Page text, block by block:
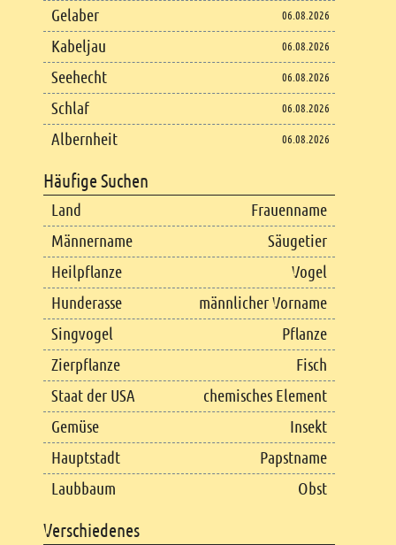
Gelaber 06.08.2026
Kabeljau 06.08.2026
Seehecht 06.08.2026
Schlaf 06.08.2026
Albernheit 06.08.2026
Häufige Suchen
Land
Frauenname
Männername
Säugetier
Heilpflanze
Vogel
Hunderasse
männlicher Vorname
Singvogel
Pflanze
Zierpflanze
Fisch
Staat der USA
chemisches Element
Gemüse
Insekt
Hauptstadt
Papstname
Laubbaum
Obst
Verschiedenes